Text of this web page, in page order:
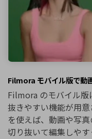
Filmora モバイル版で動
Filmora のモバイル版
抜きやすい機能が用
を使えば、動画や写
切り抜いて編集しやす